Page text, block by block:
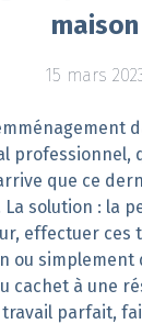
maison
15 mars
professionnel,
que ce
La solution : la
effectuer ces
ou simplement
cachet à une
travail parfait,